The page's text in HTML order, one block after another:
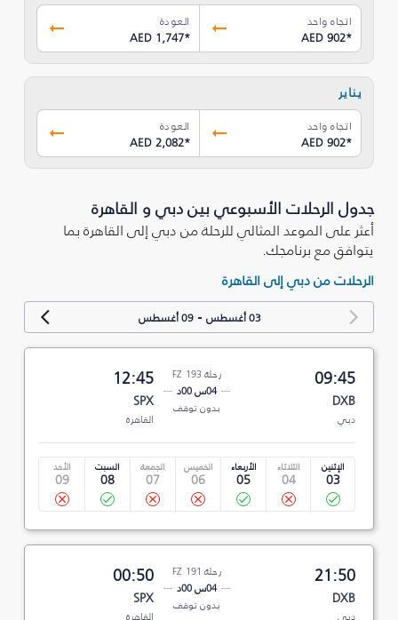
اتجاه واحد
AED 902*
العودة
AED 1,747*
يناير
اتجاه واحد
AED 902*
العودة
AED 2,082*
جدول الرحلات الأسبوعي بين دبي و القاهرة
أعثر على الموعد المثالي للرحلة من دبي إلى القاهرة بما
يتوافق مع برنامجك.
الرحلات من دبي إلى القاهرة
03 أغسطس -09 أغسطس
09:45
DXB
دبي
رحلة FZ 193
04س 00د
بدون توقف
12:45
SPX
القاهرة
الإثنين
03
الثلاثاء
04
الأربعاء
05
الخميس
06
الجمعة
07
السبت
08
الأحد
09
21:50
DXB
دبي
رحلة FZ 191
04س 00د
بدون توقف
00:50
SPX
القاهرة